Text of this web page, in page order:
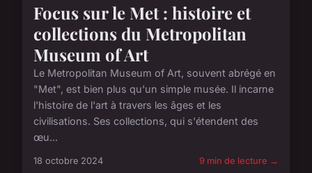
Focus sur le Met : histoire et
collections du Metropolitan
Museum of Art
Le Metropolitan Museum of Art, souvent abrégé en
"Met", est bien plus qu'un simple musée. Il incarne
l'histoire de l'art à travers les âges et les
civilisations. Ses collections, qui s'étendent des
œu...
18 octobre 2024 9 min de lecture →